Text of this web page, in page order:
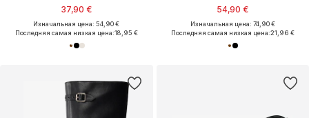
37,90 €
Изначальная цена: 54,90 €
Последняя самая низкая цена:18,95 €
54,90 €
Изначальная цена: 74,90 €
Последняя самая низкая цена:21,96 €